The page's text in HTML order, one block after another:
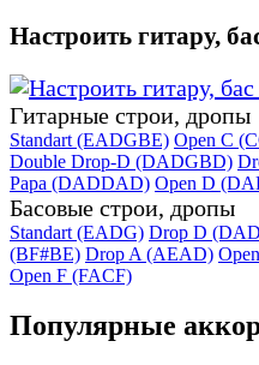
Настроить гитару,
Гитарные строи, дропы
Standart (EADGBE) Open C
Double Drop-D (DADGBD)
Papa (DADDAD) Open D
Басовые строи, дропы
Standart (EADG) Drop D
(BF#BE) Drop A (AEAD)
Open F (FACF)
Популярные